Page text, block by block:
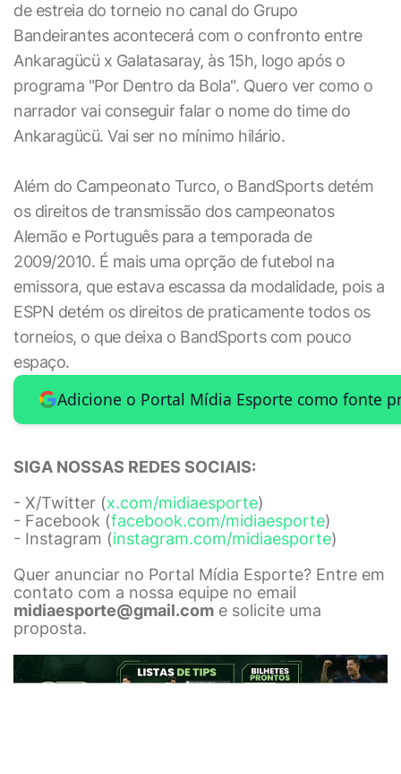
de estreia do torneio no canal do Grupo
Bandeirantes acontecerá com o confronto entre
Ankaragücü x Galatasaray, às 15h, logo após o
programa "Por Dentro da Bola". Quero ver como o
narrador vai conseguir falar o nome do time do
Ankaragücü. Vai ser no mínimo hilário.
Além do Campeonato Turco, o BandSports detém
os direitos de transmissão dos campeonatos
Alemão e Português para a temporada de
2009/2010. É mais uma oprção de futebol na
emissora, que estava escassa da modalidade, pois a
ESPN detém os direitos de praticamente todos os
torneios, o que deixa o BandSports com pouco
espaço.
Adicione o Portal Mídia Esporte como fonte
SIGA NOSSAS REDES SOCIAIS:
- X/Twitter (x.com/midiaesporte)
- Facebook (facebook.com/midiaesporte)
- Instagram (instagram.com/midiaesporte)
Quer anunciar no Portal Mídia Esporte? Entre em
contato com a nossa equipe no email
midiaesporte@gmail.com e solicite uma
proposta.